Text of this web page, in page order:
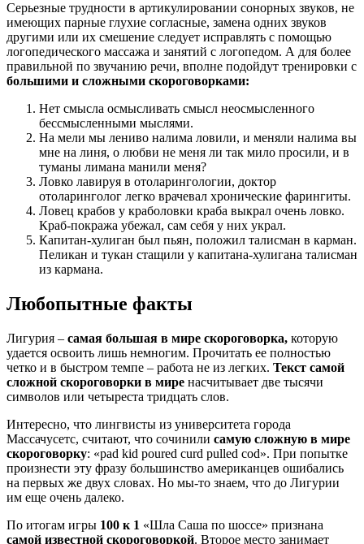
Серьезные трудности в артикулировании сонорных звуков, не
имеющих парные глухие согласные, замена одних звуков
другими или их смешение следует исправлять с помощью
логопедического массажа и занятий с логопедом. А для более
правильной по звучанию речи, вполне подойдут тренировки с
большими и сложными скороговорками:
Нет смысла осмысливать смысл неосмысленного
бессмысленными мыслями.
На мели мы лениво налима ловили, и меняли налима вы
мне на линя, о любви не меня ли так мило просили, и в
туманы лимана манили меня?
Ловко лавируя в отоларингологии, доктор
отоларинголог легко врачевал хронические фарингиты.
Ловец крабов у краболовки краба выкрал очень ловко.
Краб-покража убежал, сам себя у них украл.
Капитан-хулиган был пьян, положил талисман в карман.
Пеликан и тукан стащили у капитана-хулигана талисман
из кармана.
Любопытные факты
Лигурия – самая большая в мире скороговорка, которую
удается освоить лишь немногим. Прочитать ее полностью
четко и в быстром темпе – работа не из легких. Текст самой
сложной скороговорки в мире насчитывает две тысячи
символов или четыреста тридцать слов.
Интересно, что лингвисты из университета города
Массачусетс, считают, что сочинили самую сложную в мире
скороговорку: «pad kid poured curd pulled cod». При попытке
произнести эту фразу большинство американцев ошибались
на первых же двух словах. Но мы-то знаем, что до Лигурии
им еще очень далеко.
По итогам игры 100 к 1 «Шла Саша по шоссе» признана
самой известной скороговоркой. Второе место занимает